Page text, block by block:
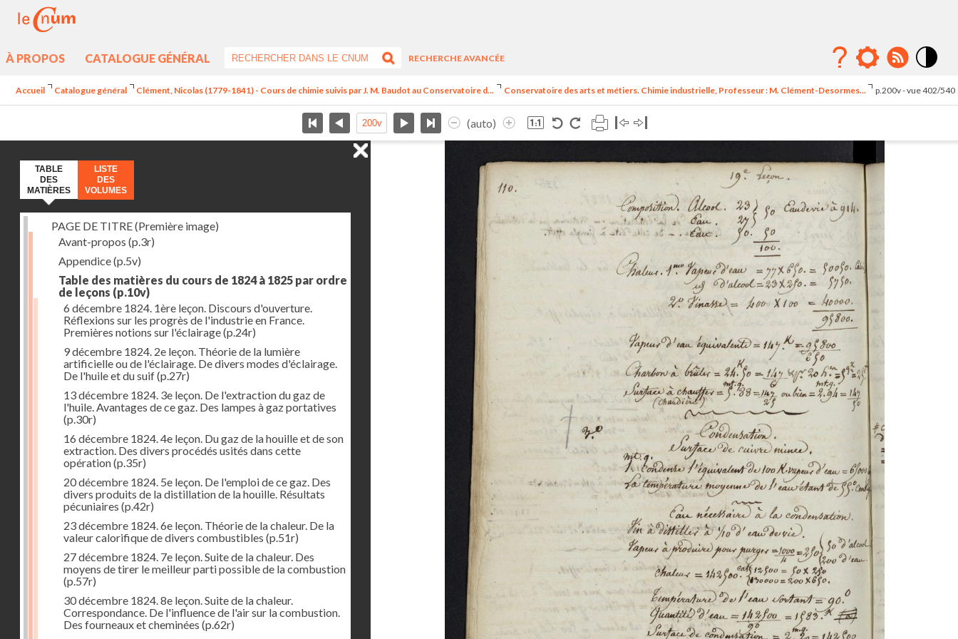
À PROPOS CATALOGUE GÉNÉRAL
RECHERCHE AVANCÉE
élévé
Accueil Catalogue général Clément, Nicolas (1779-1841) - Cours de chimie suivis par J. M. Baudot au Conservatoire d... Conservatoire des arts et métiers. Chimie industrielle, Professeur : M. Clément-Desormes... p.200v - vue 402/540
(auto)
TABLE
DES
MATIÈRES
LISTE
DES
VOLUMES
PAGE DE TITRE (Première image)
Avant-propos (p.3r)
Appendice(p.5v)
Table des matières du cours de 1824 à 1825 par ordre
de leçons (p.10v)
6 décembre 1824. 1ère leçon. Discours d'ouverture.
Réflexions sur les progrès de l'industrie en France.
Premières notions sur l'éclairage(p.24r)
9 décembre 1824. 2e leçon. Théorie de la lumière
artificielle ou de l'éclairage. De divers modes d'éclairage.
De l'huile et du suif(p.27r)
13 décembre 1824. 3e leçon. De l'extraction du gaz de
l'huile. Avantages de ce gaz. Des lampes à gaz portatives
(p.30r)
16 décembre 1824. 4e leçon. Du gaz de la houille et de son
extraction. Des divers procédés usités dans cette
opération(p.35r)
20 décembre 1824. 5e leçon. De l'emploi de ce gaz. Des
divers produits de la distillation de la houille. Résultats
pécuniaires (p.42r)
23 décembre 1824. 6e leçon. Théorie de la chaleur. De la
valeur calorifique de divers combustibles (p.51r)
27 décembre 1824. 7e leçon. Suite de la chaleur. Des
moyens de tirer le meilleur parti possible de la combustion
(p.57r)
30 décembre 1824. 8e leçon. Suite de la chaleur.
Correspondance. De l'influence de l'air sur la combustion.
Des fourneaux et cheminées (p.62r)